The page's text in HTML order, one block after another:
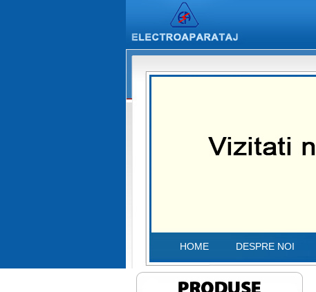
HOME DESPRE NOI